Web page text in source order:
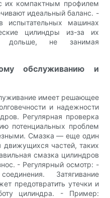
их компактным профилем
идеальный баланс. -
испытательных машинах
цилиндры из-за их
дольше, не занимая
обслуживанию и
имеет решающее
и надежности
Регулярная проверка
потенциальных проблем
Смазка — еще один
движущихся частей, таких
смазка цилиндров
- Регулярный осмотр: -
Затягивание
предотвратить утечки и
цилиндра. - Пример: